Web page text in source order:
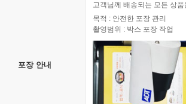
포장 안내
고객님께 배송되는 모든 상
목적 : 안전한 포장 관리
촬영범위 : 박스 포장 작업